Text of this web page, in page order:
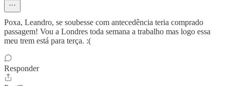
Poxa, Leandro, se soubesse com antecedência teria comprado
passagem! Vou a Londres toda semana a trabalho mas logo essa
meu trem está para terça. :(
Responder